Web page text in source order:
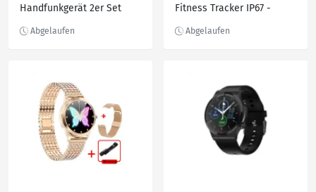
Handfunkgerät 2er Set
Fitness Tracker IP67 -
Silikon Armband - Android